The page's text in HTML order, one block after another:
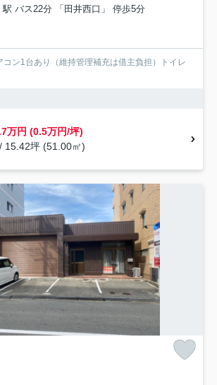
駅 バス22分 「田井西口」 停歩5分
ン1台あり（維持管理補充は借主負担）トイレ
万円 (0.5万円/坪)
15.42坪 (51.00㎡)